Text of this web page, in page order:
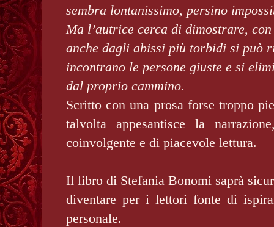
sembra lontanissimo, persino
Ma l’autrice cerca di dimostrare,
anche dagli abissi più torbidi si può
incontrano le persone giuste e si
dal proprio cammino.
Scritto con una prosa forse troppo
talvolta appesantisce la
coinvolgente e di piacevole lettura.
Il libro di Stefania Bonomi saprà
diventare per i lettori fonte di
personale.